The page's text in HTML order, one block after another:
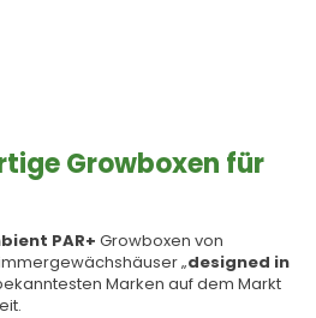
Growboxen für
PAR+ Growboxen von
„designed in
Marken auf dem Markt